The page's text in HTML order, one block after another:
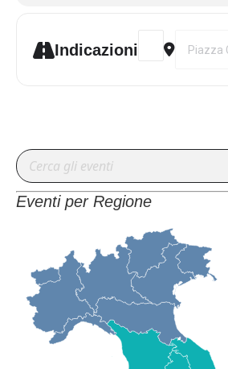
Indicazioni
Address -
Eventi per Regione